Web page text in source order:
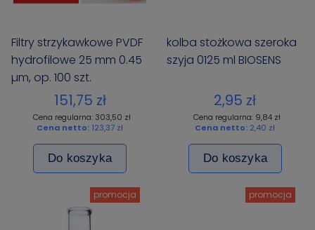
Filtry strzykawkowe PVDF
hydrofilowe 25 mm 0.45
µm, op. 100 szt.
niesterylne151,75 zł
Cena regularna: 303,50 zł
Cena netto: 123,37 zł
Do koszyka
kolba stożkowa szeroka
szyja 0125 ml BIOSENS
2,95 zł
Cena regularna: 9,84 zł
Cena netto: 2,40 zł
Do koszyka
promocja promocja